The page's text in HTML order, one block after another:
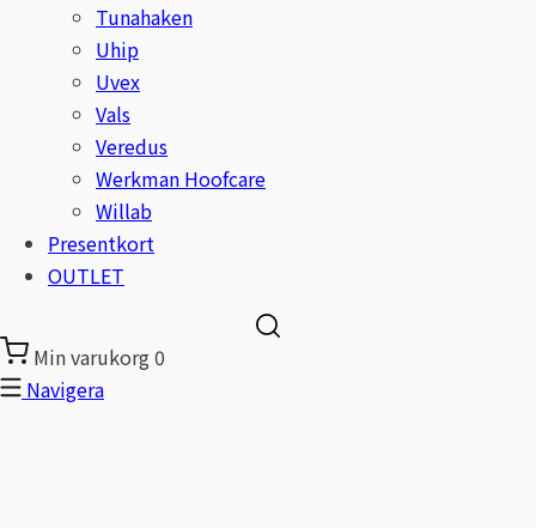
Tunahaken
Uhip
Uvex
Vals
Veredus
Werkman Hoofcare
Willab
Presentkort
OUTLET
Min varukorg0
Navigera